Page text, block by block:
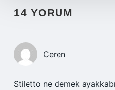
14 YORUM
Ceren
Stiletto ne demek